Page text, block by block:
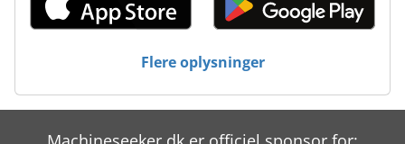
Flere oplysninger